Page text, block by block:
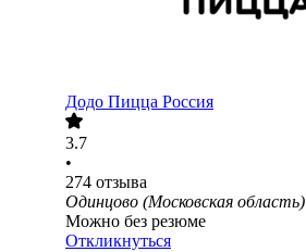
Додо Пицца Россия
3.7
•
274 отзыва
Одинцово (Московская область)
Можно без резюме
Откликнуться